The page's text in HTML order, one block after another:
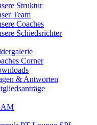
Struktur
Team
Coaches
Schiedsrichter
Corner
& Antworten